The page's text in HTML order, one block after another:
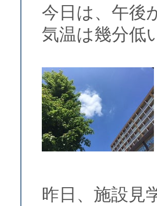
今日は、午後
気温は幾分低
昨日、施設見